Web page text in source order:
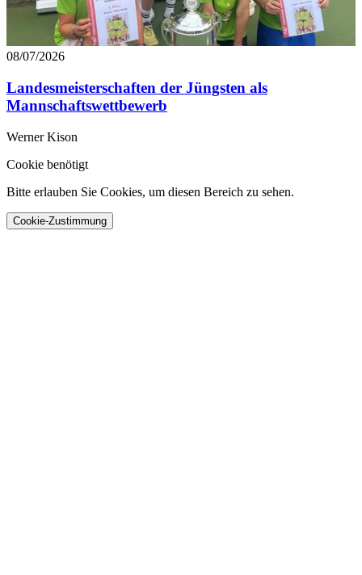
08/07/2026
Landesmeisterschaften der Jüngsten als
Mannschaftswettbewerb
Werner Kison
Cookie benötigt
Bitte erlauben Sie Cookies, um diesen Bereich zu sehen.
Cookie-Zustimmung